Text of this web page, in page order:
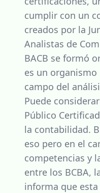
cumplir con un
creados por la
Analistas de
BACB se formó
es un
campo del
Puede
Público
la contabilidad.
eso pero en el
competencias y
entre los BCBA,
informa que